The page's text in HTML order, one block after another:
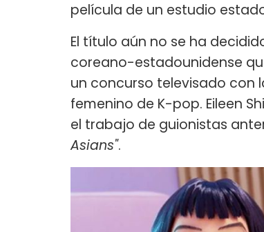
película de un estudio
El título aún no se ha
coreano-estadounidense
un concurso televisado con
femenino de K-pop. Eileen
el trabajo de guionistas
Asians".